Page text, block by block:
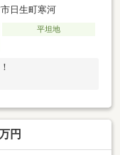
日生町寒河
平坦地
円